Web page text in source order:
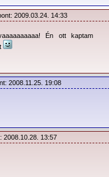
2009.03.24. 14:33
Én ott kaptam
2008.11.25. 19:08
2008.10.28. 13:57